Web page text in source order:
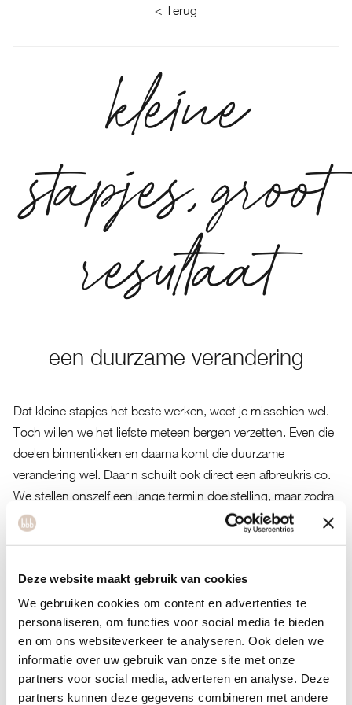
Deze website maakt gebruik van cookies
We gebruiken cookies om content en advertenties te
personaliseren, om functies voor social media te bieden
en om ons websiteverkeer te analyseren. Ook delen we
informatie over uw gebruik van onze site met onze
partners voor social media, adverteren en analyse. Deze
partners kunnen deze gegevens combineren met andere
< Terug
kleine
stapjes, groot
resultaat
een duurzame verandering
Dat kleine stapjes het beste werken, weet je misschien wel.
Toch willen we het liefste meteen bergen verzetten. Even die
doelen binnentikken en daarna komt die duurzame
verandering wel. Daarin schuilt ook direct een afbreukrisico.
We stellen onszelf een lange termijn doelstelling, maar zodra
het te lang duurt raken we gedemotiveerd. Een ander risico
is dat we scherpe regels nodig hebben om deze doelen te
regels houden, is het gelijk een reden om de handdoek in de
ring te gooien.
Het zetten van muizenstapjes heeft veel voordelen
Het afbreukrisico dat het niet lukt en dus demotiverend
werkt, ligt heel laag.